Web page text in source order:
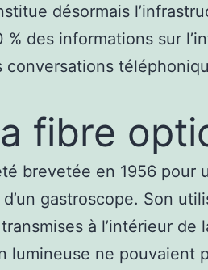
désormais
des informations sur
fibre
brevetée en 1956 pour
gastroscope. Son
à l’intérieur de
lumineuse ne pouvaient